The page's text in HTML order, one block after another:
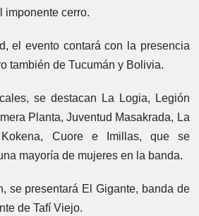
imponente cerro.
el evento contará con la presencia
también de Tucumán y Bolivia.
se destacan La Logia, Legión
Planta, Juventud Masakrada, La
Cuore e Imillas, que se
mayoría de mujeres en la banda.
se presentará El Gigante, banda de
de Tafí Viejo.